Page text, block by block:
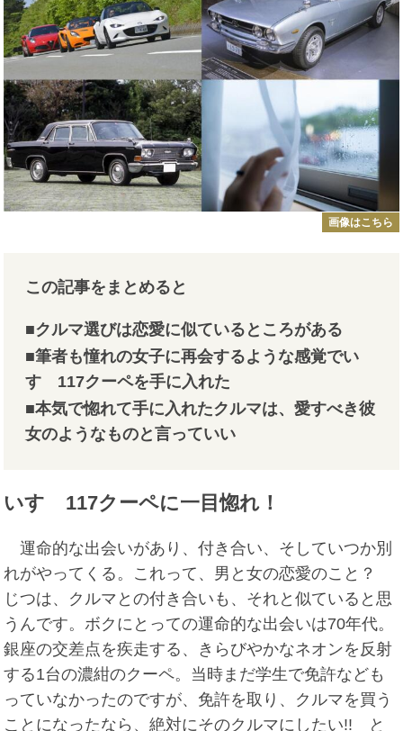
画像はこちら
この記事をまとめると
■クルマ選びは恋愛に似ているところがある
■筆者も憧れの女子に再会するような感覚でい
すゞ117クーペを手に入れた
■本気で惚れて手に入れたクルマは、愛すべき彼
女のようなものと言っていい
いすゞ117クーペに一目惚れ！
運命的な出会いがあり、付き合い、そしていつか別
れがやってくる。これって、男と女の恋愛のこと？
じつは、クルマとの付き合いも、それと似ていると思
うんです。ボクにとっての運命的な出会いは70年代。
銀座の交差点を疾走する、きらびやかなネオンを反射
する1台の濃紺のクーペ。当時まだ学生で免許なども
っていなかったのですが、免許を取り、クルマを買う
ことになったなら、絶対にそのクルマにしたい!! と